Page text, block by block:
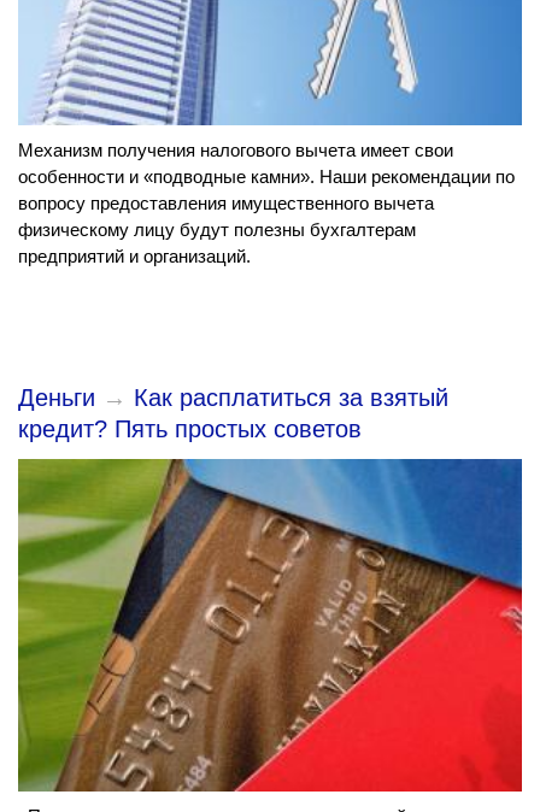
Механизм получения налогового вычета имеет свои
особенности и «подводные камни». Наши рекомендации по
вопросу предоставления имущественного вычета
физическому лицу будут полезны бухгалтерам
предприятий и организаций.
Деньги → Как расплатиться за взятый
кредит? Пять простых советов